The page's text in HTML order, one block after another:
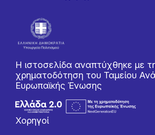
Η ιστοσελίδα αναπτύχθηκε με
χρηματοδότηση του Ταμείου
Ευρωπαϊκής Ένωσης
Χορηγοί